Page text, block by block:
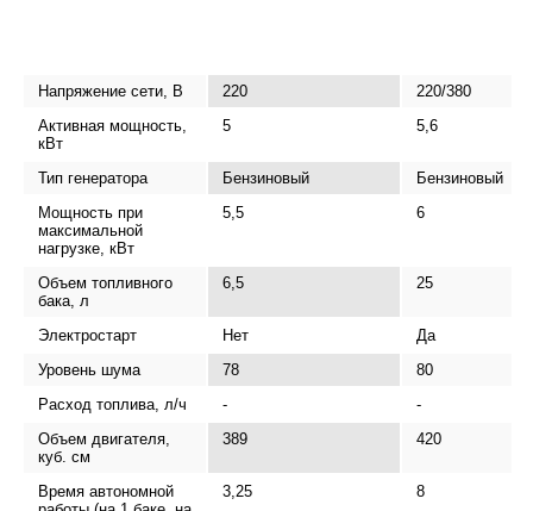
Напряжение сети, В 220
220/380
Активная мощность,
кВт
5 5,6
Тип генератора Бензиновый
Бензиновый
Мощность при
максимальной
нагрузке, кВт
5,5 6
Объем топливного
бака, л
6,5 25
Электростарт Нет
Да
Уровень шума
78
80
Расход топлива, л/ч
-
-
Объем двигателя,
куб. см
389 420
Время автономной
3,25 8